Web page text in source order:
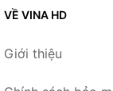
VỀ VINA HD
Giới thiệu